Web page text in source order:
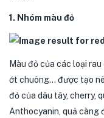
1. Nhóm màu đỏ
Màu đỏ của các loại
ớt chuông… được tạo
đỏ của dâu tây, cherry,
Anthocyanin, quả càng